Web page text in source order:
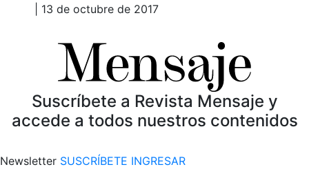
| 13 de octubre de 2017
Suscríbete a Revista Mensaje y
accede a todos nuestros contenidos
Newsletter SUSCRÍBETE INGRESAR